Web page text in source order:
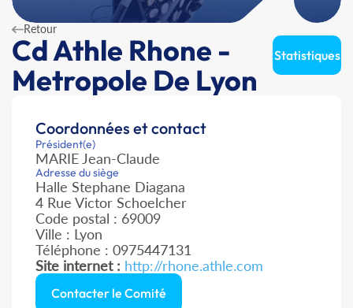
Retour
Cd Athle Rhone -
Metropole De Lyon
Statistiques
Coordonnées et contact
Président(e)
MARIE Jean-Claude
Adresse du siège
Halle Stephane Diagana
4 Rue Victor Schoelcher
Code postal : 69009
Ville : Lyon
Téléphone : 0975447131
Site internet : http://rhone.athle.com
Contacter le Comité